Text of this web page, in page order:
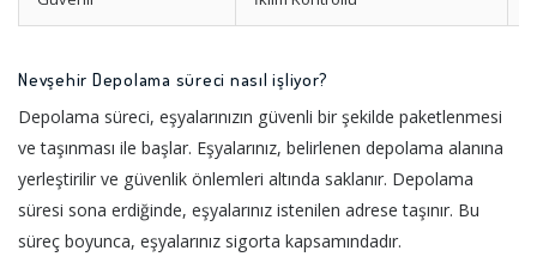
Nevşehir Depolama süreci nasıl işliyor?
Depolama süreci, eşyalarınızın güvenli bir şekilde paketlenmesi
ve taşınması ile başlar. Eşyalarınız, belirlenen depolama alanına
yerleştirilir ve güvenlik önlemleri altında saklanır. Depolama
süresi sona erdiğinde, eşyalarınız istenilen adrese taşınır. Bu
süreç boyunca, eşyalarınız sigorta kapsamındadır.